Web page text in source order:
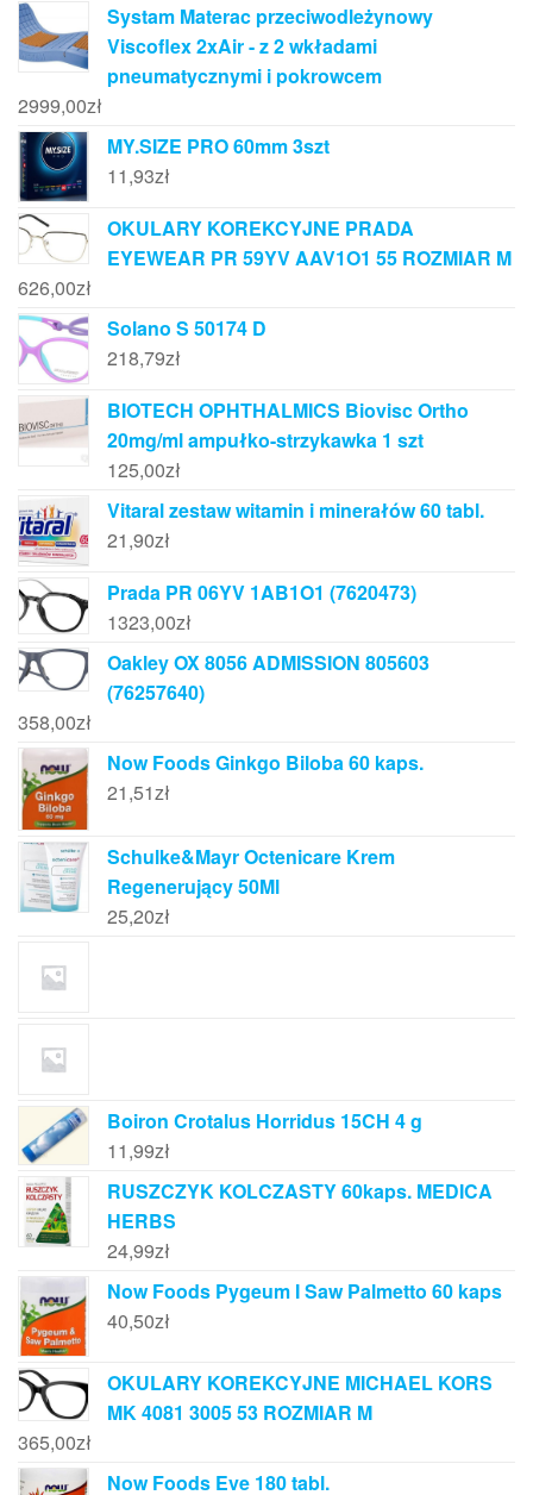
Systam Materac przeciwodleżynowy
Viscoflex 2xAir - z 2 wkładami
pneumatycznymi i pokrowcem
2999,00zł
MY.SIZE PRO 60mm 3szt
11,93zł
OKULARY KOREKCYJNE PRADA
EYEWEAR PR 59YV AAV1O1 55 ROZMIAR M
626,00zł
Solano S 50174 D
218,79zł
BIOTECH OPHTHALMICS Biovisc Ortho
20mg/ml ampułko-strzykawka 1 szt
125,00zł
Vitaral zestaw witamin i minerałów 60 tabl.
21,90zł
Prada PR 06YV 1AB1O1 (7620473)
1323,00zł
Oakley OX 8056 ADMISSION 805603
(76257640)
358,00zł
Now Foods Ginkgo Biloba 60 kaps.
21,51zł
Schulke&Mayr Octenicare Krem
Regenerujący 50Ml
25,20zł
Boiron Crotalus Horridus 15CH 4 g
11,99zł
RUSZCZYK KOLCZASTY 60kaps. MEDICA
HERBS
24,99zł
Now Foods Pygeum I Saw Palmetto 60 kaps
40,50zł
OKULARY KOREKCYJNE MICHAEL KORS
MK 4081 3005 53 ROZMIAR M
365,00zł
Now Foods Eve 180 tabl.